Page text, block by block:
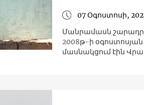
07 Օգոստոսի,
Մանրամասն
2008թ-ի
մասնակցում էին